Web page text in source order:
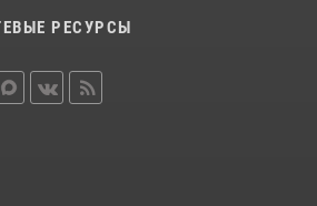
РЕСУРСЫ